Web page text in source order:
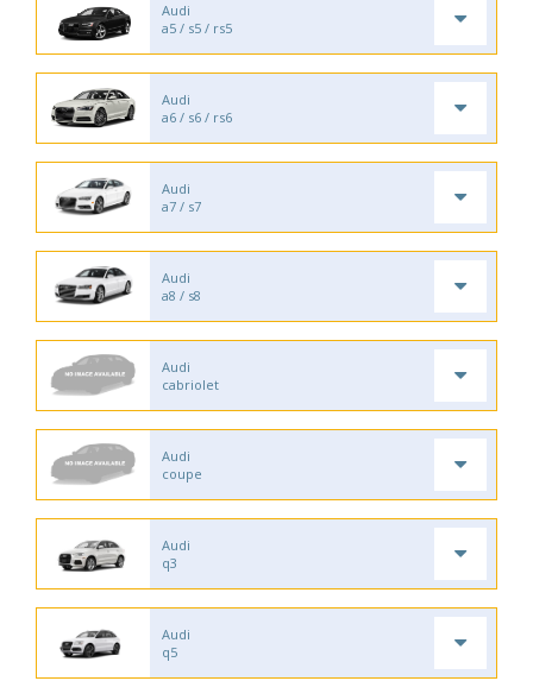
Audi
a5 / s5 / rs5
Audi
a6 / s6 / rs6
Audi
a7 / s7
Audi
a8 / s8
Audi
cabriolet
Audi
coupe
Audi
q3
Audi
q5